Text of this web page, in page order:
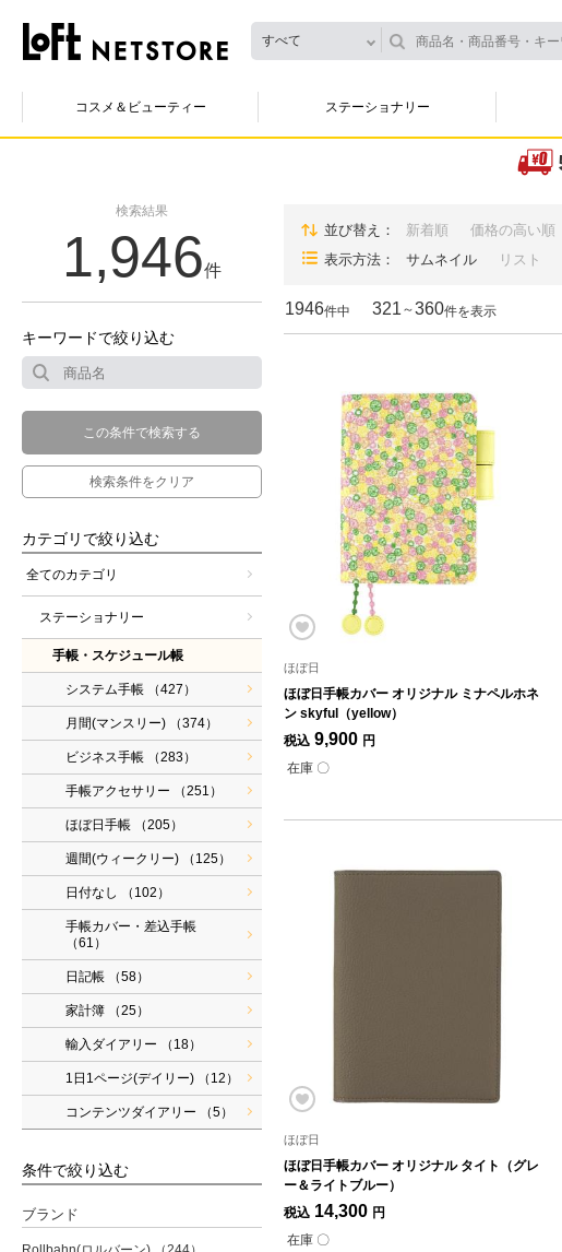
すべて
コスメ＆ビューティー ステーショナリー
検索結果
1,946件
キーワードで絞り込む
この条件で検索する
検索条件をクリア
カテゴリで絞り込む
全てのカテゴリ
ステーショナリー
手帳・スケジュール帳
システム手帳 （427）
月間(マンスリー) （374）
ビジネス手帳 （283）
手帳アクセサリー （251）
ほぼ日手帳 （205）
週間(ウィークリー) （125）
日付なし （102）
手帳カバー・差込手帳
（61）
日記帳 （58）
家計簿 （25）
輸入ダイアリー （18）
1日1ページ(デイリー) （12）
コンテンツダイアリー （5）
条件で絞り込む
ブランド
並び替え 新着順 価格の高い順
表示方法
サムネイル リスト
1946件中 321 ～360件を表示
ほぼ日
ほぼ日手帳カバー オリジナル ミナペルホネ
ン skyful（yellow）
税込 9,900 円
在庫 〇
ほぼ日
ほぼ日手帳カバー オリジナル タイト（グレ
ー＆ライトブルー）
税込 14,300 円
在庫 〇